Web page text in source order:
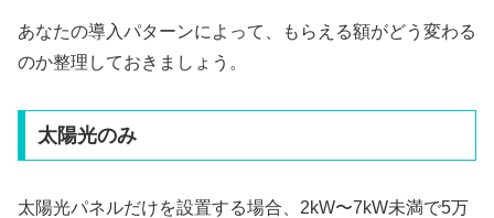
あなたの導入パターンによって、もらえる額がどう変わる
のか整理しておきましょう。
太陽光のみ
太陽光パネルだけを設置する場合、2kW〜7kW未満で5万